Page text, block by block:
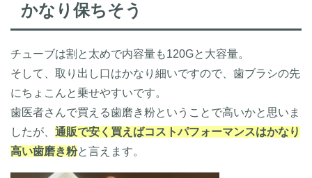
かなり保ちそう
チューブは割と太めで内容量も120Gと大容量。
そして、取り出し口はかなり細いですので、歯ブラシの先
にちょこんと乗せやすいです。
歯医者さんで買える歯磨き粉ということで高いかと思いま
したが、 通販で安く買えばコストパフォーマンスはかなり
高い歯磨き粉と言えます。